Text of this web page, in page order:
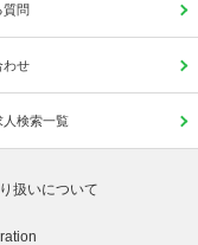
質問
わせ
人検索一覧
扱いについて